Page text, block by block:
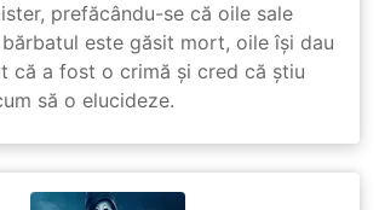
prefăcându-se că oile sale
este găsit mort, oile își dau
că a fost o crimă și cred că știu
să o elucideze.